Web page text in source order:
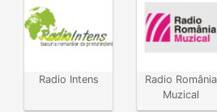
Radio Intens
Radio România
Muzical